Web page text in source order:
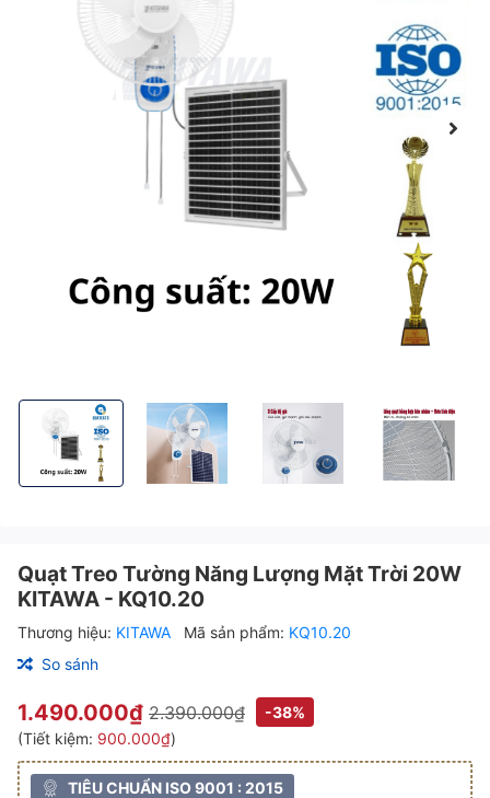
Quạt Treo Tường Năng Lượng Mặt Trời 20W KITAWA - KQ10.20
Quạt Treo Tường Năng Lượng Mặt Trời 20W
Quạt Treo Tường Năng Lượng
Quạt Treo
Quạt Treo Tường Năng Lượng Mặt Trời 20W
KITAWA - KQ10.20
Thương hiệu: KITAWA Mã sản phẩm: KQ10.20
So sánh
1.490.000₫ 2.390.000₫
-38%
(Tiết kiệm: 900.000₫)
TIÊU CHUẨN ISO 9001 : 2015